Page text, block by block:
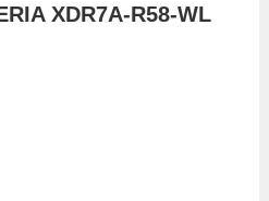
XDR7A-R58-WL